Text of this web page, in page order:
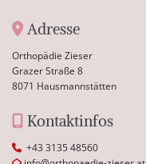
 Adresse
Orthopädie Zieser
Grazer Straße 8
8071 Hausmannstätten
 Kontaktinfos
 +43 3135 48560